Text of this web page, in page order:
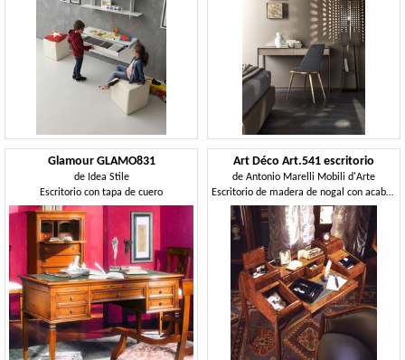
Glamour GLAMO831
de Idea Stile
Escritorio con tapa de cuero
Art Déco Art.541 escritorio
de Antonio Marelli Mobili d'Arte
Escritorio de madera de nogal con acabado satinado